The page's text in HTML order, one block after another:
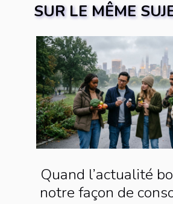
SUR LE MÊME
Quand l’actualité
notre façon de